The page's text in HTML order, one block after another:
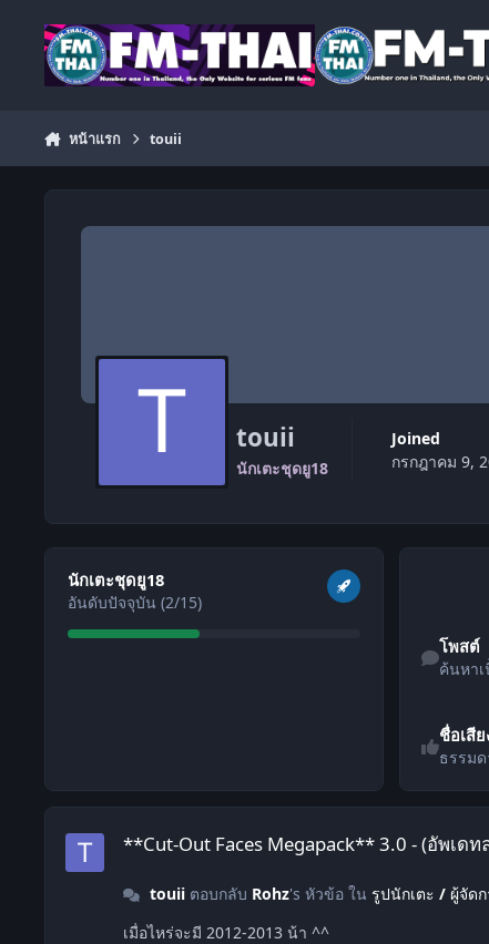
หน้าแรก touii
touii
นักเตะชุดยู18
Joined
กรกฎาคม 9,
ดูทั้งหมด
นักเตะชุดยู18
อันดับปัจจุบัน (2/15)
โพสต์
ค้นหา
ชื่อเสีย
ธรรมด
**Cut-Out Faces Megapack** 3.0 - (อัพเดทล่าสุด 3.10 วันที่18
**Cut-Out Faces Megapack** 3.0 - (อัพเด
touiiตอบกลับ Rohz's หัวข้อ ใน รูปนักเตะ / ผู้จัดก
เมื่อไหร่จะมี 2012-2013 น้า ^^